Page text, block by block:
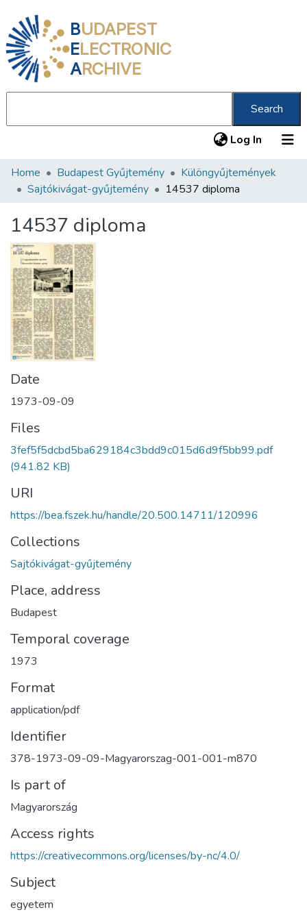
BUDAPEST
ELECTRONIC
ARCHIVE
Search
Log In (current)
Communities & Collections
Statistics
About us
Home Budapest Gyűjtemény
Különgyűjtemények
Sajtókivágat-gyűjtemény
14537 diploma
14537 diploma
Date
1973-09-09
Files
3fef5f5dcbd5ba629184c3bdd9c015d6d9f5bb99.pdf
(941.82 KB)
URI
https://bea.fszek.hu/handle/20.500.14711/120996
Collections
Sajtókivágat-gyűjtemény
Place, address
Budapest
Temporal coverage
1973
Format
application/pdf
Identifier
378-1973-09-09-Magyarorszag-001-001-m870
Is part of
Magyarország
Access rights
https://creativecommons.org/licenses/by-nc/4.0/
Subject
egyetem